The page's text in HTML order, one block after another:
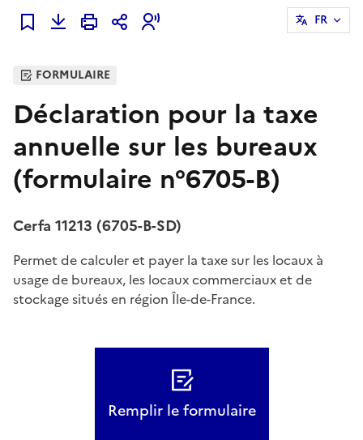
Ajouter à mes favoris
FR
FORMULAIRE
Déclaration pour la taxe
annuelle sur les bureaux
(formulaire n°6705-B)
Cerfa 11213 (6705-B-SD)
Permet de calculer et payer la taxe sur les locaux à
usage de bureaux, les locaux commerciaux et de
stockage situés en région Île-de-France.
Remplir le formulaire